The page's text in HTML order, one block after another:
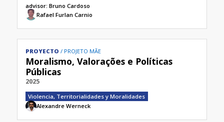
advisor: Bruno Cardoso
Rafael Furlan Carnio
PROYECTO PROJETO MÃE
Moralismo, Valorações e Políticas
Públicas
2025
Violencia, Territorialidades y Moralidades
Alexandre Werneck